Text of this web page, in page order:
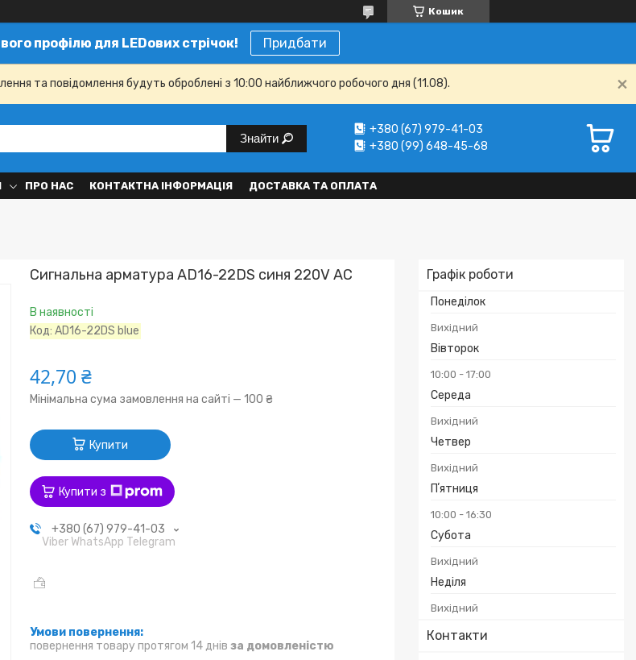
Кошик
профілю для LEDових стрічок! Придбати
та повідомлення будуть оброблені з 10:00 найближчого робочого дня (11.08).
Знайти
+380 (67) 979-41-03
+380 (99) 648-45-68
ПРО НАС КОНТАКТНА ІНФОРМАЦІЯ ДОСТАВКА ТА ОПЛАТА
Графік роботи
Понеділок
Вихідний
Вівторок
10:00 17:00
Середа
Вихідний
Четвер
Вихідний
Пʼятниця
10:00 16:30
Субота
Вихідний
Неділя
Вихідний
Контакти
Сигнальна арматура AD16-22DS синя 220V АC
В наявності
Код:AD16-22DS blue
42,70 ₴
Мінімальна сума замовлення на сайті — 100 ₴
Купити
Купити з
+380 (67) 979-41-03
Viber WhatsApp Telegram
повернення товару протягом 14 днів за домовленістю